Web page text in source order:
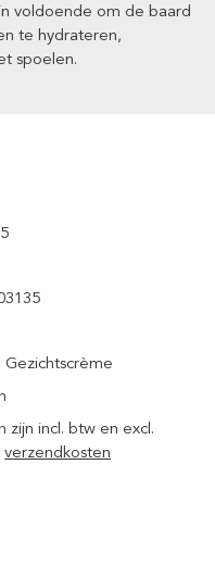
voldoende om de baard
te hydrateren,
spoelen.
Gezichtscrème
zijn incl. btw en excl.
verzendkosten